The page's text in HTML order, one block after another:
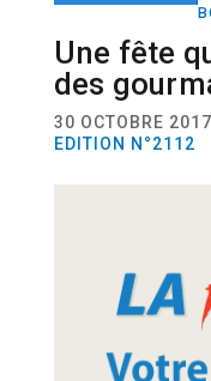
Une fête
des
30 OCTOBRE 2017
EDITION N°2112